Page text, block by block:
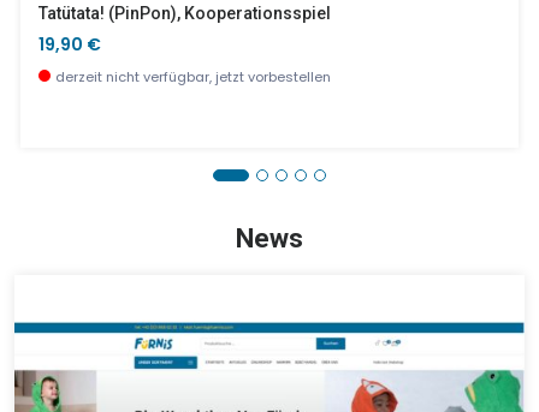
Tatütata! (PinPon), Kooperationsspiel
19,90 €
derzeit nicht verfügbar, jetzt vorbestellen
News